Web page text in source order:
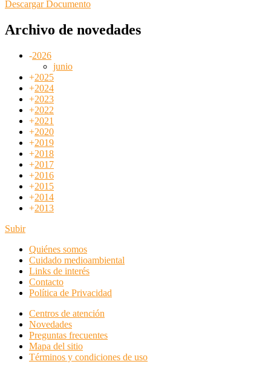
Descargar Documento
Archivo de novedades
-2026
junio
+2025
+2024
+2023
+2022
+2021
+2020
+2019
+2018
+2017
+2016
+2015
+2014
+2013
Subir
Quiénes somos
Cuidado medioambiental
Links de interés
Contacto
Política de Privacidad
Centros de atención
Novedades
Preguntas frecuentes
Mapa del sitio
Términos y condiciones de uso